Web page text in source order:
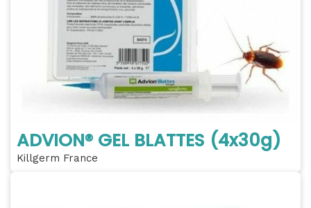
ADVION® GEL BLATTES (4x30g)
Killgerm France